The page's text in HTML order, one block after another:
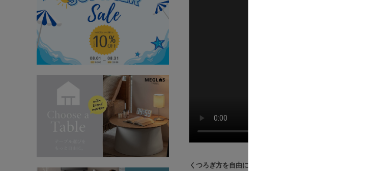
くつろぎ方を自由に変えられる、『Partage（パルタージュ